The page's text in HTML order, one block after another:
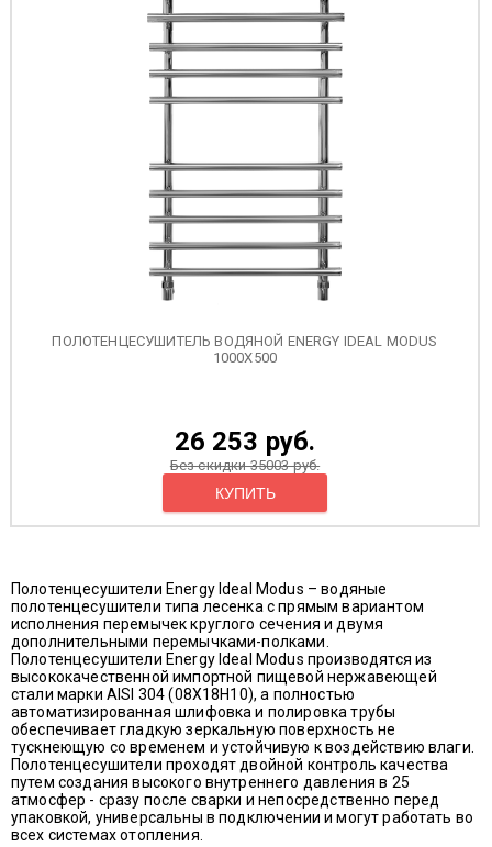
ПОЛОТЕНЦЕСУШИТЕЛЬ ВОДЯНОЙ ENERGY IDEAL MODUS
1000X500
26 253 руб.
Без скидки 35003 руб.
КУПИТЬ
Полотенцесушители Energy Ideal Modus – водяные
полотенцесушители типа лесенка с прямым вариантом
исполнения перемычек круглого сечения и двумя
дополнительными перемычками-полками.
Полотенцесушители Energy Ideal Modus производятся из
высококачественной импортной пищевой нержавеющей
стали марки AISI 304 (08X18H10), а полностью
автоматизированная шлифовка и полировка трубы
обеспечивает гладкую зеркальную поверхность не
тускнеющую со временем и устойчивую к воздействию влаги.
Полотенцесушители проходят двойной контроль качества
путем создания высокого внутреннего давления в 25
атмосфер - сразу после сварки и непосредственно перед
упаковкой, универсальны в подключении и могут работать во
всех системах отопления.